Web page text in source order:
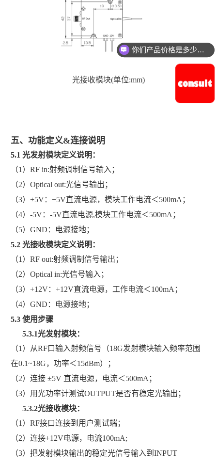
光接收模块(单位:mm)
五、功能定义&连接说明
5.1光发射模块定义说明：
（1）RF in:射频调制信号输入；
（2）Optical out:光信号输出；
（3）+5V：+5V直流电源，模块工作电流＜500mA；
（4）-5V：-5V直流电源,模块工作电流＜500mA；
（5）GND：电源接地；
5.2光接收模块定义说明：
（1）RF out:射频调制信号输出；
（2）Optical in:光信号输入；
（3）+12V：+12V直流电源， 工作电流＜100mA；
（4）GND：电源接地；
5.3使用步骤
5.3.1光发射模块：
（1） 从RF口输入射频信号（18G发射模块输入频率范围
在0.1~18G，功率＜15dBm）；
（2）连接 ±5V 直流电源，电流＜500mA；
（3） 用光功率计测试OUTPUT是否有稳定光输出；
5.3.2光接收模块：
（1）RF接口连接到用户测试端；
（2）连接+12V电源，电流100mA;
（3）把发射模块输出的稳定光信号输入到INPUT
你们产品价格是多少钱？